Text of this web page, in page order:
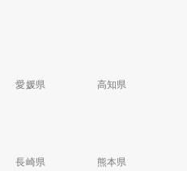
愛媛県 高知県
長崎県 熊本県